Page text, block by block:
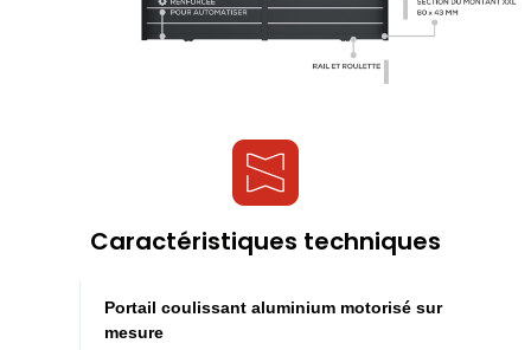
Caractéristiques techniques
Portail coulissant aluminium motorisé sur
mesure